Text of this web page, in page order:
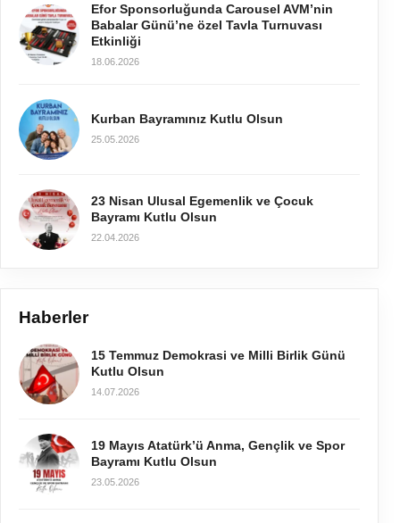
Efor Sponsorluğunda Carousel AVM’nin
Babalar Günü’ne özel Tavla Turnuvası
Etkinliği
18.06.2026
Kurban Bayramınız Kutlu Olsun
25.05.2026
23 Nisan Ulusal Egemenlik ve Çocuk
Bayramı Kutlu Olsun
22.04.2026
Haberler
15 Temmuz Demokrasi ve Milli Birlik Günü
Kutlu Olsun
14.07.2026
19 Mayıs Atatürk’ü Anma, Gençlik ve Spor
Bayramı Kutlu Olsun
23.05.2026